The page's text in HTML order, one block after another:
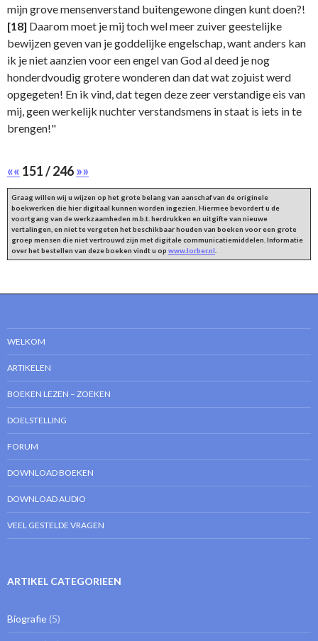
mijn grove mensenverstand buitengewone dingen kunt doen?!
[18] Daarom moet je mij toch wel meer zuiver geestelijke
bewijzen geven van je goddelijke engelschap, want anders kan
ik je niet aanzien voor een engel van God al deed je nog
honderdvoudig grotere wonderen dan dat wat zojuist werd
opgegeten! En ik vind, dat tegen deze zeer verstandige eis van
mij, geen werkelijk nuchter verstandsmens in staat is iets in te
brengen!"
«« 151 / 246»»
Graag willen wij u wijzen op het grote belang van aanschaf van de originele
boekwerken die hier digitaal kunnen worden ingezien. Hiermee bevordert u de
voortgang van de werkzaamheden m.b.t. herdrukken en uitgifte van nieuwe
vertalingen, en niet te vergeten het beschikbaar houden van boeken voor een grote
groep mensen die niet vertrouwd zijn met digitale communicatiemiddelen. Informatie
over het bestellen van deze boeken vindt u op www.lorber.nl
WELKOM
ARTIKELEN
BOEKEN LEZEN – ZOEKEN
DOELSTELLING
FORUM
DOWNLOAD BOEKEN
DOWNLOAD AUDIO
VEEL GESTELDE VRAGEN
ARTIKEL CATEGORIEEN
Biografie (5)